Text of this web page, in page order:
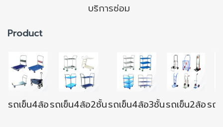
บริการซ่อม
Product
รถเข็น4ล้อรถเข็น4ล้อ2ชั้นรถเข็น4ล้อ3ชั้นรถเข็น2ล้อรถ